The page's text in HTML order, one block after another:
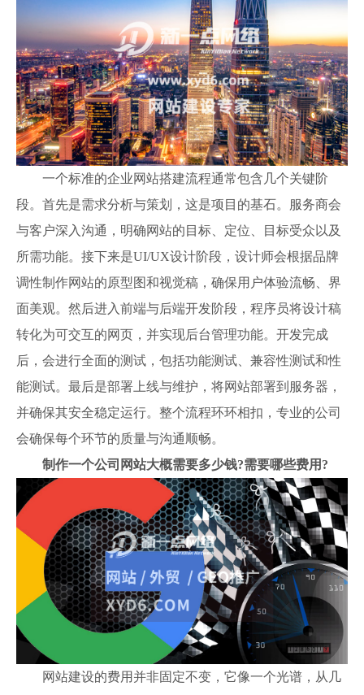
一个标准的企业网站搭建流程通常包含几个关键阶
段。首先是需求分析与策划，这是项目的基石。服务商会
与客户深入沟通，明确网站的目标、定位、目标受众以及
所需功能。接下来是UI/UX设计阶段，设计师会根据品牌
调性制作网站的原型图和视觉稿，确保用户体验流畅、界
面美观。然后进入前端与后端开发阶段，程序员将设计稿
转化为可交互的网页，并实现后台管理功能。开发完成
后，会进行全面的测试，包括功能测试、兼容性测试和性
能测试。最后是部署上线与维护，将网站部署到服务器，
并确保其安全稳定运行。整个流程环环相扣，专业的公司
会确保每个环节的质量与沟通顺畅。
制作一个公司网站大概需要多少钱?需要哪些费用?
网站建设的费用并非固定不变，它像一个光谱，从几